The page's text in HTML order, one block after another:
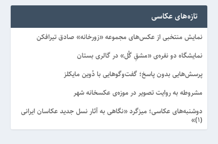
تازه‌های عکاسی
نمایش منتخبی از عکس‌های مجموعه «زورخانه» صادق تیرافکن
نمایشگاه دو نفره‌ی «مشقِ گُل» در گالری بستان
پرسش‌هایی بدون پاسخ؛ گفت‌وگوهایی با دُوین مایکلز
مشروطه به روایت تصویر در موزه‌ی عکسخانه شهر
دوشنبه‌های عکاسی؛ میزگرد «نگاهی به آثار نسل جدید عکاسان ایرانی
(۱)»